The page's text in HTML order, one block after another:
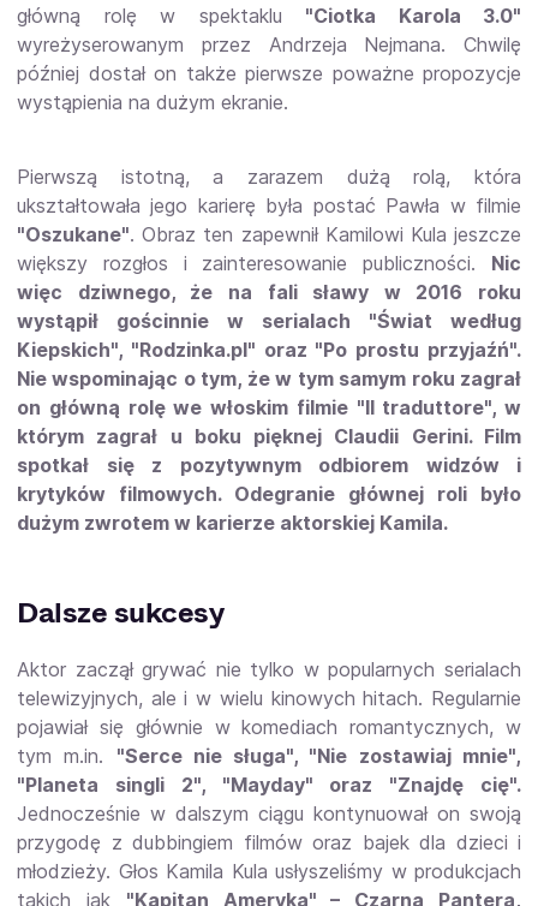
główną rolę w spektaklu "Ciotka Karola 3.0"
wyreżyserowanym przez Andrzeja Nejmana. Chwilę
później dostał on także pierwsze poważne propozycje
wystąpienia na dużym ekranie.
Pierwszą istotną, a zarazem dużą rolą, która
ukształtowała jego karierę była postać Pawła w filmie
"Oszukane". Obraz ten zapewnił Kamilowi Kula jeszcze
większy rozgłos i zainteresowanie publiczności. Nic
więc dziwnego, że na fali sławy w 2016 roku
wystąpił gościnnie w serialach "Świat według
Kiepskich", "Rodzinka.pl" oraz "Po prostu przyjaźń".
Nie wspominając o tym, że w tym samym roku zagrał
on główną rolę we włoskim filmie "Il traduttore", w
którym zagrał u boku pięknej Claudii Gerini. Film
spotkał się z pozytywnym odbiorem widzów i
krytyków filmowych. Odegranie głównej roli było
dużym zwrotem w karierze aktorskiej Kamila.
Dalsze sukcesy
Aktor zaczął grywać nie tylko w popularnych serialach
telewizyjnych, ale i w wielu kinowych hitach. Regularnie
pojawiał się głównie w komediach romantycznych, w
tym m.in. "Serce nie sługa", "Nie zostawiaj mnie",
"Planeta singli 2", "Mayday" oraz "Znajdę cię".
Jednocześnie w dalszym ciągu kontynuował on swoją
przygodę z dubbingiem filmów oraz bajek dla dzieci i
młodzieży. Głos Kamila Kula usłyszeliśmy w produkcjach
takich jak "Kapitan Ameryka" – Czarna Pantera,